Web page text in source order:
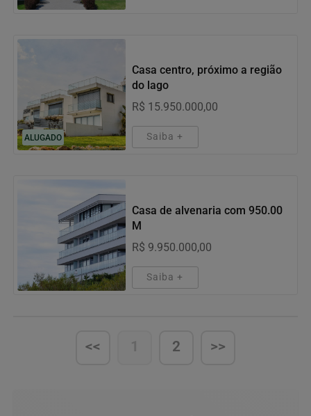
ALUGADO
Casa centro, próximo a região
do lago
R$ 15.950.000,00
Saiba +
Casa de alvenaria com 950.00
M
R$ 9.950.000,00
Saiba +
<< 1 2 >>